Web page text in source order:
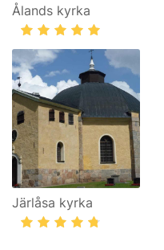
Ålands kyrka
Järlåsa kyrka